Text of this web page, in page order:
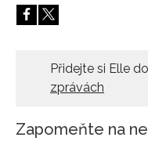
Přidejte si Elle
zprávách
Zapomeňte na